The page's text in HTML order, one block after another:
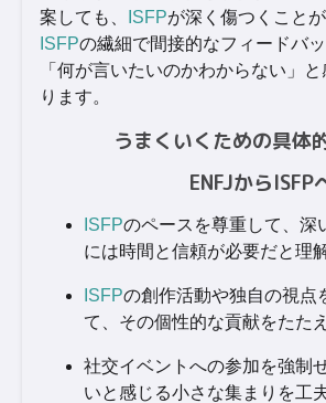
案しても、
ISFPが深く傷つくこと
ISFPの繊細で間接的なフィードバッ
「何が言いたいのかわからない」
ります。
うまくいくための具体
ENFJからISFP
ISFPのペースを尊重して、深
には時間と信頼が必要だと理
ISFPの創作活動や独自の視点
て、その個性的な貢献をたた
社交イベントへの参加を強制せ
いと感じる小さな集まりを工